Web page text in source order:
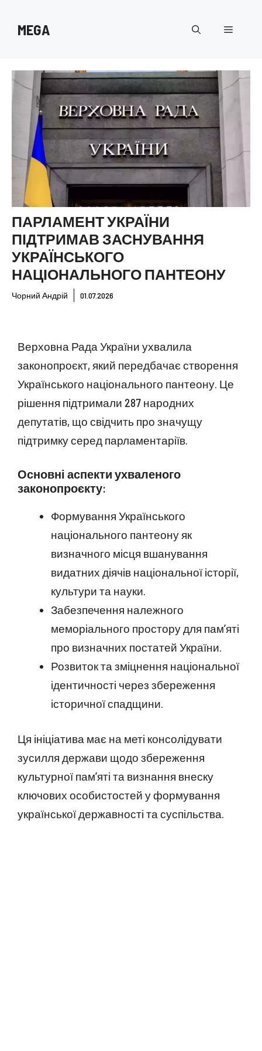
MEGA Меню
ПАРЛАМЕНТ УКРАЇНИ
ПІДТРИМАВ ЗАСНУВАННЯ
УКРАЇНСЬКОГО
НАЦІОНАЛЬНОГО ПАНТЕОНУ
Чорний Андрій 01.07.2026
Верховна Рада України ухвалила
законопроєкт, який передбачає створення
Українського національного пантеону. Це
рішення підтримали 287 народних
депутатів, що свідчить про значущу
підтримку серед парламентаріїв.
Основні аспекти ухваленого
законопроєкту:
Формування Українського
національного пантеону як
визначного місця вшанування
видатних діячів національної історії,
культури та науки.
Забезпечення належного
меморіального простору для пам’яті
про визначних постатей України.
Розвиток та зміцнення національної
ідентичності через збереження
історичної спадщини.
Ця ініціатива має на меті консолідувати
зусилля держави щодо збереження
культурної пам’яті та визнання внеску
ключових особистостей у формування
української державності та суспільства.